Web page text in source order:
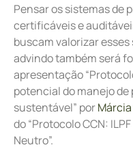
Pensar os sistemas de
certificáveis e
buscam valorizar
advindo também será
apresentação
potencial do manejo
sustentável” por
do “Protocolo CCN:
Neutro”.